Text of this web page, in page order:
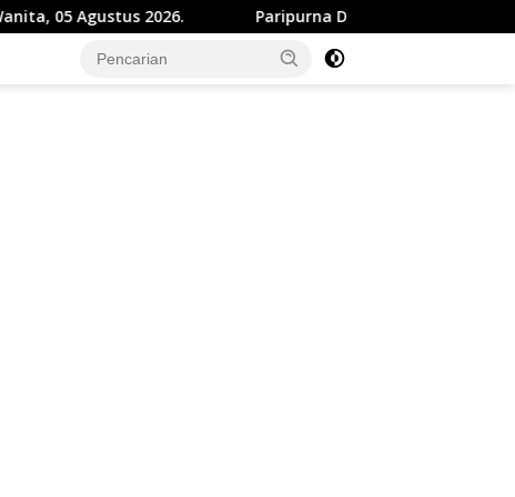
Paripurna DPRD, Bupati Sukabumi Paparkan